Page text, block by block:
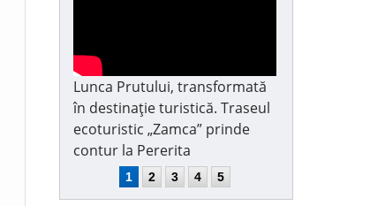
Lunca Prutului, transformată
în destinație turistică. Traseul
ecoturistic „Zamca” prinde
contur la Pererita
1 2 3 4 5